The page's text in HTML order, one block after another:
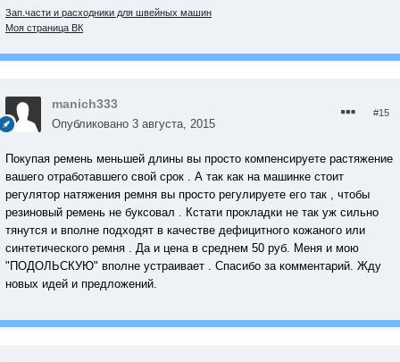
Зап.части и расходники для швейных машин
Моя страница ВК
manich333
Опубликовано 3 августа, 2015
#15
Покупая ремень меньшей длины вы просто компенсируете растяжение
вашего отработавшего свой срок . А так как на машинке стоит
регулятор натяжения ремня вы просто регулируете его так , чтобы
резиновый ремень не буксовал . Кстати прокладки не так уж сильно
тянутся и вполне подходят в качестве дефицитного кожаного или
синтетического ремня . Да и цена в среднем 50 руб. Меня и мою
"ПОДОЛЬСКУЮ" вполне устраивает . Спасибо за комментарий. Жду
новых идей и предложений.